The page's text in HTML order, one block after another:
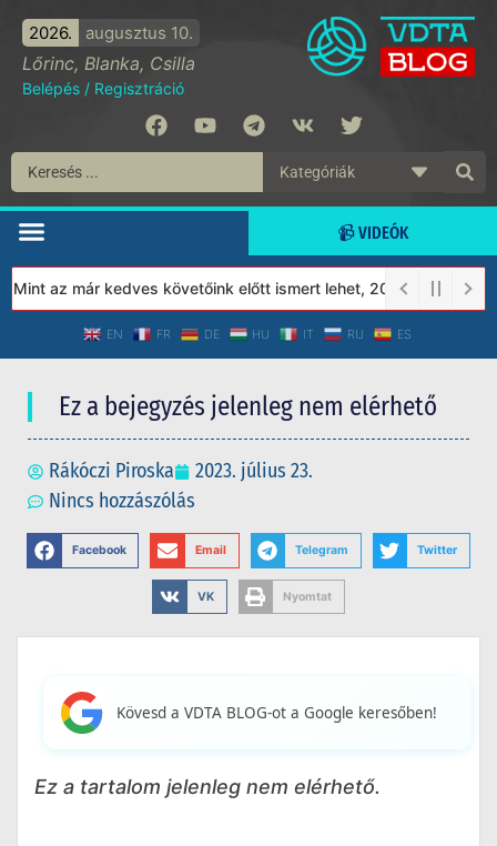
2026. augusztus 10.
Lőrinc, Blanka, Csilla
Belépés / Regisztráció
📹 VIDEÓK
az már kedves követőink előtt ismert lehet, 2023-tól a Védett
EN FR DE HU IT RU ES
Ez a bejegyzés jelenleg nem elérhető
Rákóczi Piroska
2023. július 23.
Nincs hozzászólás
Facebook Email Telegram Twitter
VK Nyomtat
Kövesd a VDTA BLOG-ot a Google keresőben!
Ez a tartalom jelenleg nem elérhető.